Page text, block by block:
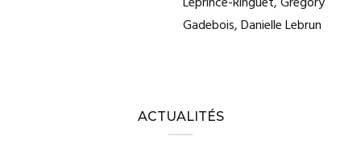
Gadebois, Danielle Lebrun
ACTUALITÉS